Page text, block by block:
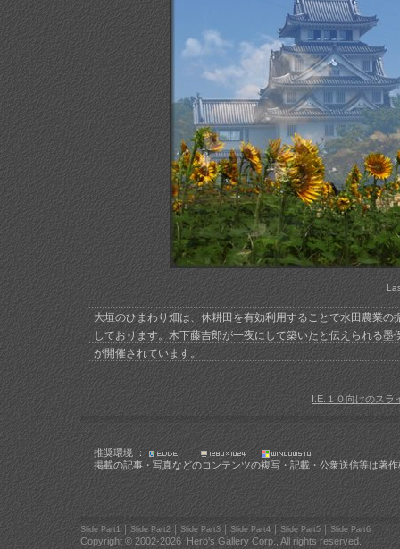
大垣のひまわり畑は、休耕田を有効利用することで水田農業
しております。木下藤吉郎が一夜にして築いたと伝えられる
が開催されています。
I.E.１０向けのスラ
推奨環境 ：
掲載の記事・写真などのコンテンツの複写・記載・公衆送信等は著
Slide Part1｜ Slide Part2｜ Slide Part3｜ Slide Part4｜ Slide Part5｜ Slide Part6
Copyright © 2002-2026 Hero's Gallery Corp., All rights reserved.